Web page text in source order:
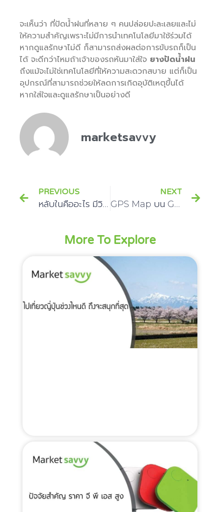
จะเห็นว่า ที่ปัดน้ำฝนที่หลาย ๆ คนปล่อยปะละเลยและไม่
ให้ความสำคัญเพราะไม่มีการนำเทคโนโลยีมาใช้ร่วมได้
หากดูแลรักษาไม่ดี ก็สามารถส่งผลต่อการขับรถก็เป็น
ได้ จะดีกว่าไหมถ้าเจ้าของรถหันมาใส่ใจ ยางปัดน้ำฝน
ถึงแม้จะไม่ใช่เทคโนโลยีที่ให้ความสะดวกสบาย แต่ก็เป็น
อุปกรณ์ที่สามารถช่วยให้ลดการเกิดอุบัติเหตุขึ้นได้
หากใส่ใจและดูแลรักษาเป็นอย่างดี
marketsavvy
PREVIOUS
หลับในคืออะไร มีวิธีรับมืออย่างไร
NEXT
GPS Map บน Google จะเดินทางทั้งไปไหนต้องต้องรู้จัก
More To Explore